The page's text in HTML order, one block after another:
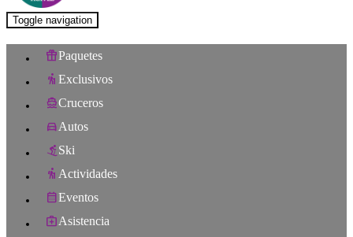
Toggle navigation
Paquetes
Exclusivos
Cruceros
Autos
Ski
Actividades
Eventos
Asistencia